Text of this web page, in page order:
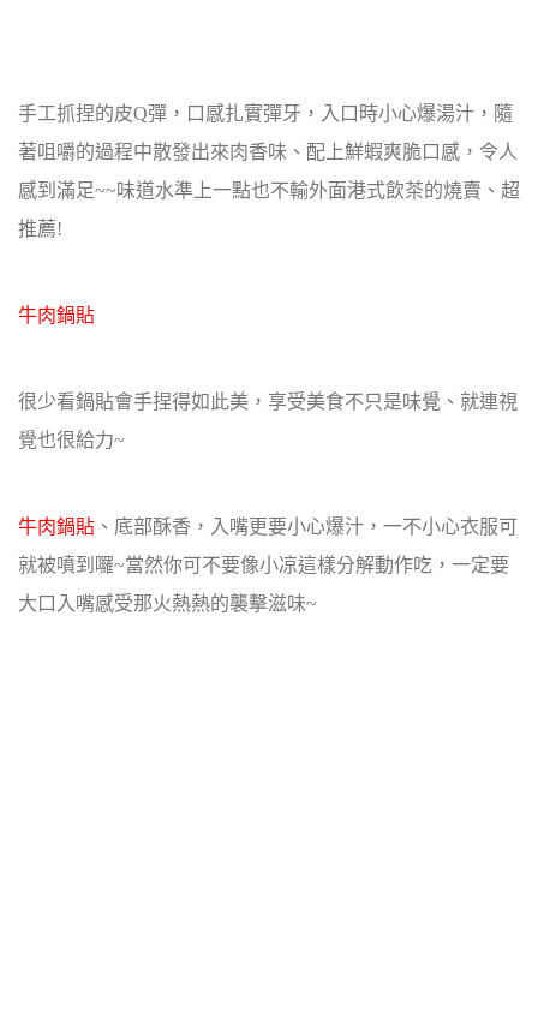
手工抓捏的皮Q彈，口感扎實彈牙，入口時小心爆湯汁， 隨
著咀嚼的過程中散發出來肉香味、配上鮮蝦爽脆口感，令人
感到滿足~~味道水準上一點也不輸外面港式飲茶的燒賣、超
推薦!
牛肉鍋貼
很少看鍋貼會手捏得如此美，享受美食不只是味覺、就連視
覺也很給力~
牛肉鍋貼 、底部酥香，入嘴更要小心爆汁，一不小心衣服可
就被噴到囉~當然你可不要像小凉這樣分解動作吃，一定要
大口入嘴感受那火熱熱的襲擊滋味~